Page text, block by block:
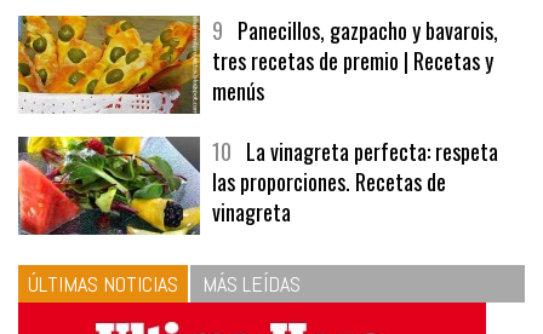
9 Panecillos, gazpacho y bavarois,
tres recetas de premio | Recetas y
menús
10 La vinagreta perfecta: respeta
las proporciones. Recetas de
vinagreta
ÚLTIMAS NOTICIAS MÁS LEÍDAS